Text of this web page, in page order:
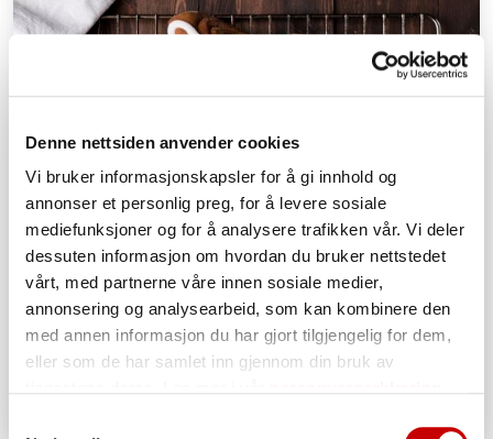
Denne nettsiden anvender cookies
Vi bruker informasjonskapsler for å gi innhold og
annonser et personlig preg, for å levere sosiale
mediefunksjoner og for å analysere trafikken vår. Vi deler
dessuten informasjon om hvordan du bruker nettstedet
vårt, med partnerne våre innen sosiale medier,
annonsering og analysearbeid, som kan kombinere den
med annen informasjon du har gjort tilgjengelig for dem,
eller som de har samlet inn gjennom din bruk av